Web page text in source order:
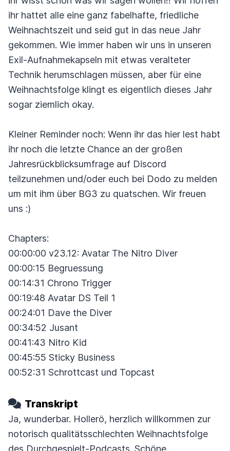
ihr hattet alle eine ganz fabelhafte, friedliche
Weihnachtszeit und seid gut in das neue Jahr
gekommen. Wie immer haben wir uns in unseren
Exil-Aufnahmekapseln mit etwas veralteter
Technik herumschlagen müssen, aber für eine
Weihnachtsfolge klingt es eigentlich dieses Jahr
sogar ziemlich okay.
Kleiner Reminder noch: Wenn ihr das hier lest habt
ihr noch die letzte Chance an der großen
Jahresrückblicksumfrage auf Discord
teilzunehmen und/oder euch bei Dodo zu melden
um mit ihm über BG3 zu quatschen. Wir freuen
uns :)
Chapters:
00:00:00 v23.12: Avatar The Nitro Diver
00:00:15 Begruessung
00:14:31 Chrono Trigger
00:19:48 Avatar DS Teil 1
00:24:01 Dave the Diver
00:34:52 Jusant
00:41:43 Nitro Kid
00:45:55 Sticky Business
00:52:31 Schrottcast und Topcast
Transkript
Ja, wunderbar. Hollerö, herzlich willkommen zur
notorisch qualitätsschlechten Weihnachtsfolge
des Durchgespielt-Podcasts. Schöne